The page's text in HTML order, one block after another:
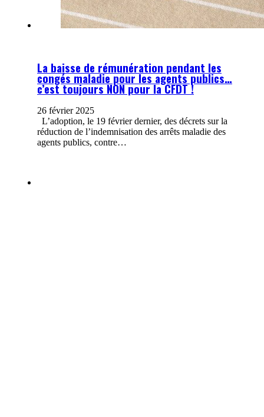
La baisse de rémunération pendant les
congés maladie pour les agents publics…
c’est toujours NON pour la CFDT !
26 février 2025
L’adoption, le 19 février dernier, des décrets sur la
réduction de l’indemnisation des arrêts maladie des
agents publics, contre…